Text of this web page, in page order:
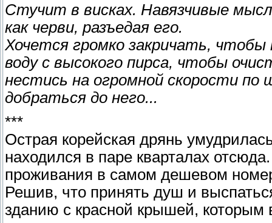
Стучит в висках. Навязчивые
как черви, разъедая его.
Хочется громко закричать,
воду с высокого пирса, чтобы
нестись на огромной скорости
добраться до него...
***
Острая корейская дрянь
находился в паре кварталах
проживания в самом дешевом
Решив, что принять душ и
зданию с красной крышей, которым